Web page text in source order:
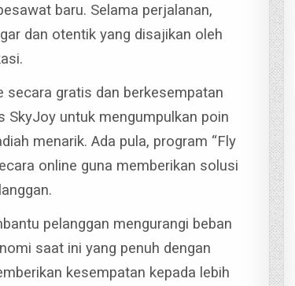
baru. Selama perjalanan,
dan otentik yang disajikan oleh
secara gratis dan berkesempatan
SkyJoy untuk mengumpulkan poin
menarik.Ada pula, program “Fly
online guna memberikan solusi
pelanggan mengurangi beban
saat ini yang penuh dengan
kesempatan kepada lebih